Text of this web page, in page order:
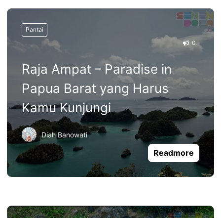
Pantai
0
Raja Ampat – Paradise in
Papua Barat yang Harus
Kamu Kunjungi
Diah Banowati
Readmore